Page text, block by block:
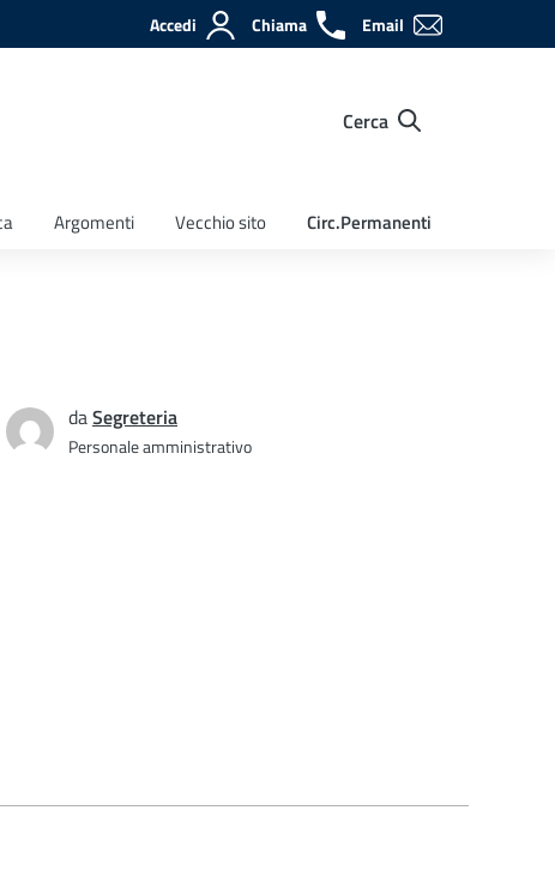
Accedi Chiama Email
Cerca
Argomenti Vecchio sito Circ.Permanenti
daSegreteria
Personale amministrativo